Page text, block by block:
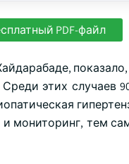
PDF-файл
показало,
этих случаев
и мониторинг, тем